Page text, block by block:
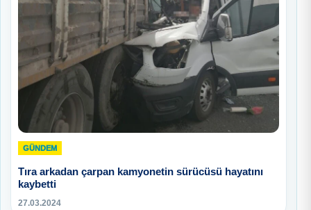
GÜNDEM
Tıra arkadan çarpan kamyonetin sürücüsü hayatını
kaybetti
27.03.2024